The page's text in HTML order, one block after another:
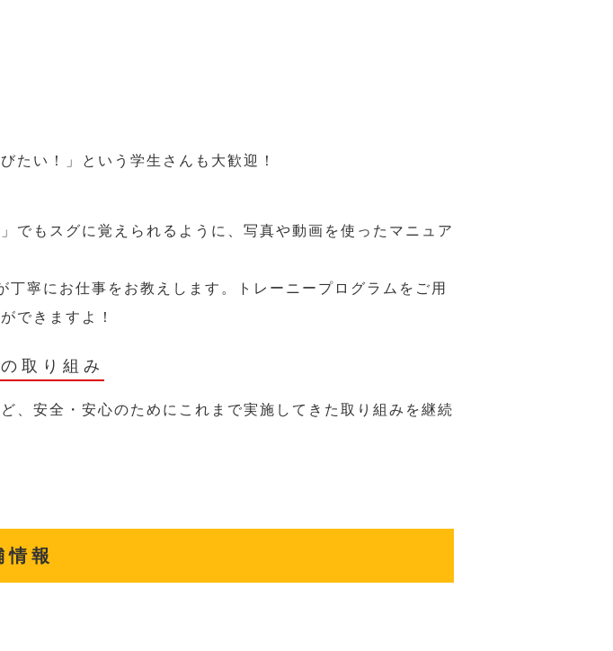
たい！」という学生さんも大歓迎！
でもスグに覚えられるように、写真や動画を使ったマニュア
寧にお仕事をお教えします。トレーニープログラムをご用
できますよ！
取り組み
、安全・安心のためにこれまで実施してきた取り組みを継続
情報